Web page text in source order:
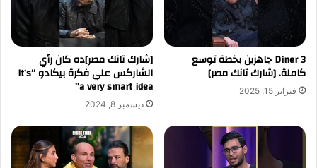
‏3 Diner جاهزين بخطة توسع
كاملة. [شارك تانك مصر]
فبراير 15, 2025
[شارك تانك مصر]ده كان رأي
الشاركس علي فكرة بيكادو “It’s
a very smart idea”
ديسمبر 8, 2024